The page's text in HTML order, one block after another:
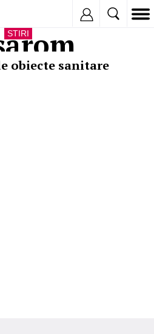
STIRI
obiecte sanitare